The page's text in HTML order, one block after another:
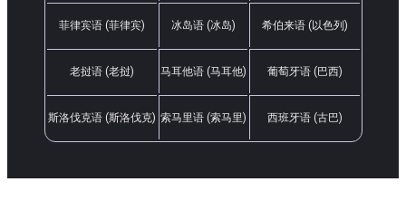
菲律宾语 (菲律宾) 冰岛语 (冰岛) 希伯来语 (以色列)
老挝语 (老挝) 马耳他语 (马耳他) 葡萄牙语 (巴西)
斯洛伐克语 (斯洛伐克) 索马里语 (索马里) 西班牙语 (古巴)